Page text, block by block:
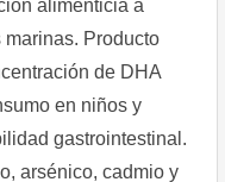
alimenticia a
Producto
de DHA
en niños y
gastrointestinal.
arsénico, cadmio y